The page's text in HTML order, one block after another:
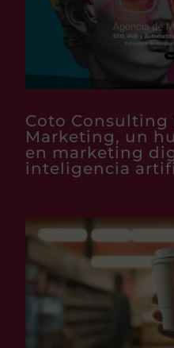
Coto Consulting
Marketing, un
en marketing
inteligencia